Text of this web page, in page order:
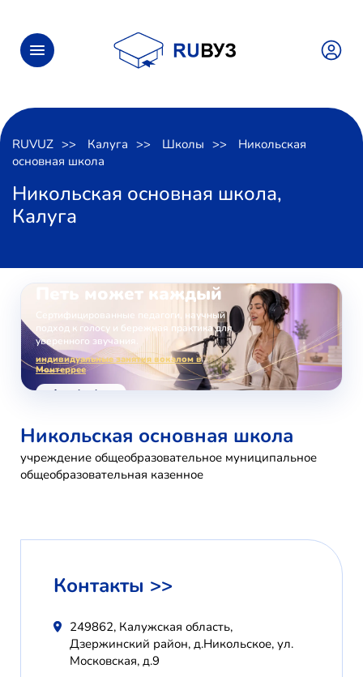
RUVUZ Калуга Школы
Никольская
основная школа
Никольская основная школа,
Калуга
Петь может каждый
Сертифицированные педагоги, научный
подход к голосу и бережная практика для
уверенного звучания.
индивидуальные занятия вокалом в
Монтеррее
voice-school.com
Никольская основная школа
учреждение общеобразовательное муниципальное
общеобразовательная казенное
Контакты >>
249862, Калужская область,
Дзержинский район, д.Никольское, ул.
Московская, д.9